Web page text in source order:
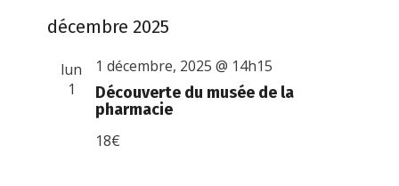
décembre 2025
lun
1
Découverte du musée de la
pharmacie
1 décembre, 2025 @ 14h15
18€